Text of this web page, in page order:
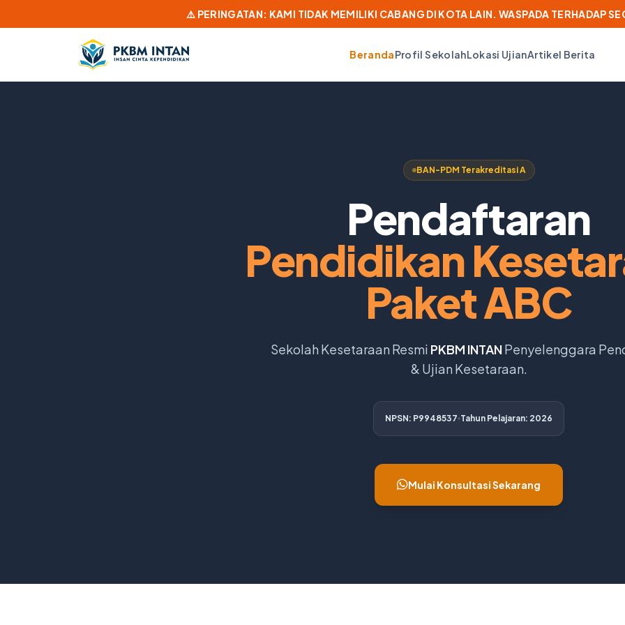
⚠️ PERINGATAN: KAMI TIDAK MEMILIKI CABANG DI KOTA LAIN. WASPADA TERHADAP
BerandaProfil SekolahLokasi UjianArtikel Berita
BAN-PDM Terakreditasi A
Pendaftaran
Pendidikan
Paket ABC
Sekolah Kesetaraan Resmi PKBM INTANPenyelenggara
& Ujian Kesetaraan.
NPSN: P9948537 Tahun Pelajaran: 2026
Mulai Konsultasi Sekarang